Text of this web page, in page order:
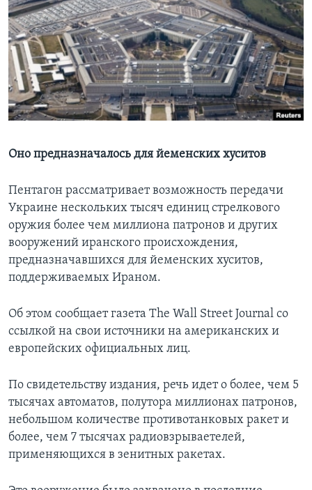
Learning English
СОЦИАЛЬНЫЕ СЕТИ
Оно предназначалось для йеменских хуситов
Пентагон рассматривает возможность передачи
Украине нескольких тысяч единиц стрелкового
оружия более чем миллиона патронов и других
вооружений иранского происхождения,
предназначавшихся для йеменских хуситов,
поддерживаемых Ираном.
Об этом сообщает газета The Wall Street Journal со
ссылкой на свои источники на американских и
европейских официальных лиц.
По свидетельству издания, речь идет о более, чем 5
тысячах автоматов, полутора миллионах патронов,
небольшом количестве противотанковых ракет и
более, чем 7 тысячах радиовзрываетелей,
применяющихся в зенитных ракетах.